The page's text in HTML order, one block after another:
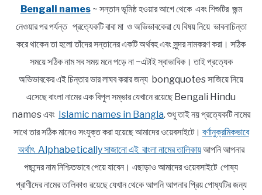
Bengali names~ সন্তান ভূমিষ্ঠ হওয়ার আগে থেকে এবং শিশুটির জন্ম
নেওয়ার পর পর্যন্ত প্রত্যেকটি বাবা মা ও অভিভাবকেরা যে বিষয় নিয়ে ভাবনাচিন্তা
করে থাকেন তা হলো তাঁদের সন্তানের একটি অর্থবহ এবং সুন্দর নামকরণ করা। সঠিক
সময়ে সঠিক নাম সব সময় মনে পড়ে না ~এটাই স্বাভাবিক। তাই প্রত্যেক
অভিভাবকের এই চিন্তার ভার লাঘব করার জন্য bongquotes সাজিয়ে নিয়ে
এসেছে বাংলা নামের এক বিপুল সম্ভার যেখানে রয়েছে Bengali Hindu
names এবং Islamic names in Bangla. শুধু তাই নয় প্রত্যেকটি নামের
সাথে তার সঠিক মানেও সংযুক্ত করা হয়েছে আমাদের ওয়েবসাইটে। বর্ণানুক্রমিকভাবে
অর্থাৎ Alphabetically সাজানো এই বাংলা নামের তালিকায়আপনি আপনার
পছন্দের নাম নিশ্চিতভাবে পেয়ে যাবেন। এছাড়াও আমাদের ওয়েবসাইটে পোষ্য
প্রাণীদের নামের তালিকাও রয়েছে যেখান থেকে আপনি আপনার প্রিয় পোষ্যটির জন্য